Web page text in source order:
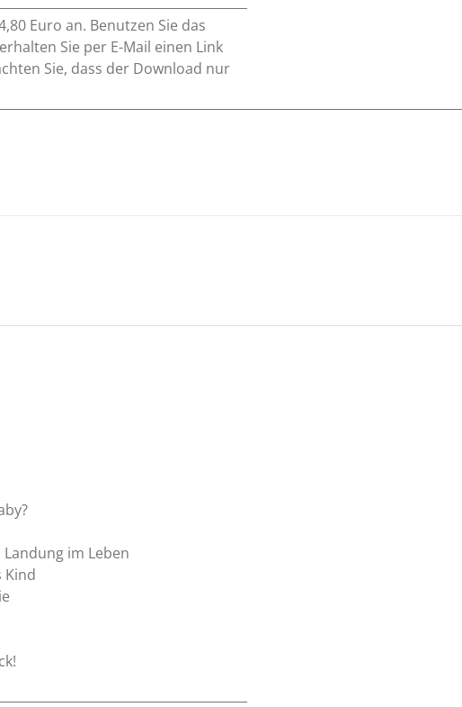
Euro an. Benutzen Sie das
Sie per E-Mail einen Link
Sie, dass der Download nur
im Leben
Kind